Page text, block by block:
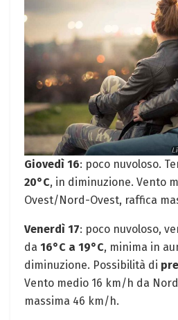
Giovedì 16: poco nuvoloso.
20°C, in diminuzione. Vento
Ovest/Nord-Ovest, raffica
Venerdì 17: poco nuvoloso,
da 16°C a 19°C, minima in
diminuzione. Possibilità di
Vento medio 16 km/h da
massima 46 km/h.